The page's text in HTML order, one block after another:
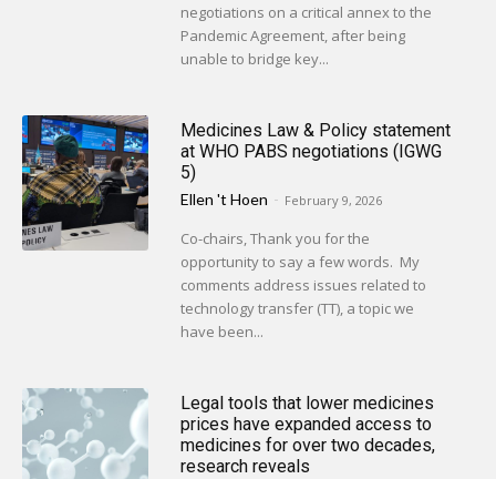
negotiations on a critical annex to the
Pandemic Agreement, after being
unable to bridge key...
Medicines Law & Policy statement
at WHO PABS negotiations (IGWG
5)
Ellen 't Hoen - February 9, 2026
Co-chairs, Thank you for the
opportunity to say a few words. My
comments address issues related to
technology transfer (TT), a topic we
have been...
Legal tools that lower medicines
prices have expanded access to
medicines for over two decades,
research reveals